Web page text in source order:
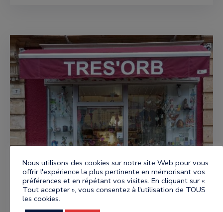
Nous utilisons des cookies sur notre site Web pour vous
offrir l'expérience la plus pertinente en mémorisant vos
préférences et en répétant vos visites. En cliquant sur «
Tout accepter », vous consentez à l'utilisation de TOUS
les cookies.